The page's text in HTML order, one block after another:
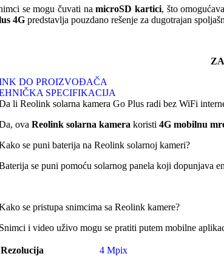
se mogu čuvati namicroSD kartici, što
4G predstavlja pouzdano rešenje za dugotrajan
DO PROIZVOĐAČA
SPECIFIKACIJA
li Reolink solarna kamera Go Plus radi bez WiFi
ova Reolink solarna kamera koristi 4G mobilnu
se puni baterija na Reolink solarnoj kameri?
se puni pomoću solarnog panela koji dopunjava
se pristupa snimcima sa Reolink kamere?
i video uživo mogu se pratiti putem mobilne
Rezolucija 4 Mpix